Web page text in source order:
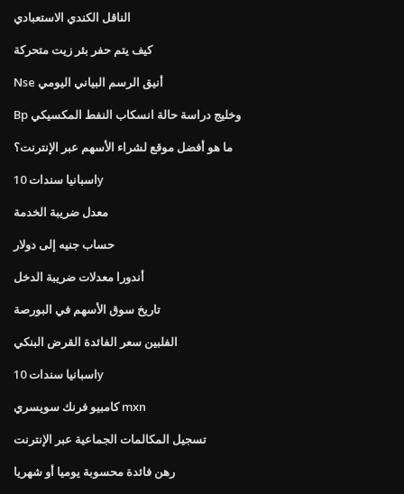
الناقل الكندي الاستعبادي
كيف يتم حفر بئر زيت متحركة
Nse أنيق الرسم البياني اليومي
Bp وخليج دراسة حالة انسكاب النفط المكسيكي
ما هو أفضل موقع لشراء الأسهم عبر الإنترنت؟
اسبانيا سندات 10y
معدل ضريبة الخدمة
حساب جنيه إلى دولار
أندورا معدلات ضريبة الدخل
تاريخ سوق الأسهم في البورصة
الفلبين سعر الفائدة القرض البنكي
اسبانيا سندات 10y
كامبيو فرنك سويسري mxn
تسجيل المكالمات الجماعية عبر الإنترنت
رهن فائدة محسوبة يوميا أو شهريا